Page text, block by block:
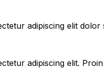
adipiscing elit dolor
adipiscing elit.